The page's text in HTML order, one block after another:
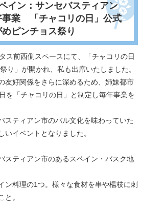
イン：サンセバスティアン
業 「チャコリの日」公式
ピンチョス祭り
ス前西側スペースにて、「チャコリの日
り」が開かれ、私も出席いたしました。
友好関係をさらに深めるため、姉妹都市
を「チャコリの日」と制定し毎年事業を
スティアン市のバル文化を味わっていた
いイベントとなりました。
スティアン市のあるスペイン・バスク地
ン料理の1つ。様々な食材を串や楊枝に刺
と。